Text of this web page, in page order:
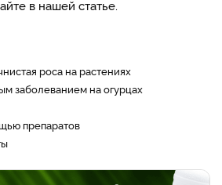
в нашей статье.
роса на растениях
заболеванием на огурцах
препаратов